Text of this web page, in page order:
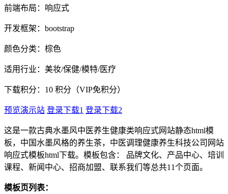
前端布局：响应式
开发框架：bootstrap
颜色分类：棕色
适用行业：美妆/保健/模特/医疗
下载积分： 10 积分（VIP免积分）
预览演示站 登录下载1 登录下载2
这是一款古典水墨风中医养生健康类响应式网站静态html模
板，中国水墨风格的养生茶，中医调理健康养生科技公司网站
响应式模板html下载。模板包含： 品牌文化、产品中心、培训
课程、新闻中心、招商加盟、联系我们等总共11个页面。
模板页列表：